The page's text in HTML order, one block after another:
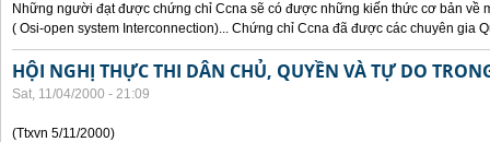
Những người đạt được chứng chỉ Ccna sẽ có được những kiến thức cơ bản về
( Osi-open system Interconnection)... Chứng chỉ Ccna đã được các chuyên gia
HỘI NGHỊ THỰC THI DÂN CHỦ, QUYỀN VÀ TỰ DO
Sat, 11/04/2000 - 21:09
(Ttxvn 5/11/2000)